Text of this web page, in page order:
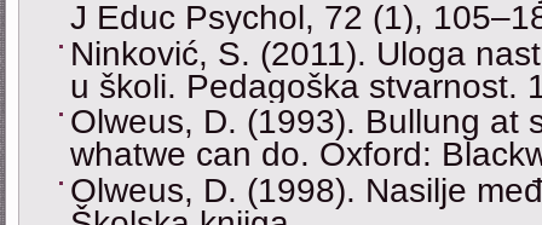
J Educ Psychol, 72 (1),
Ninković, S. (2011). Uloga
u školi. Pedagoška stvarnost.
Olweus, D. (1993). Bullung at
whatwe can do. Oxford:
Olweus, D. (1998). Nasilјe